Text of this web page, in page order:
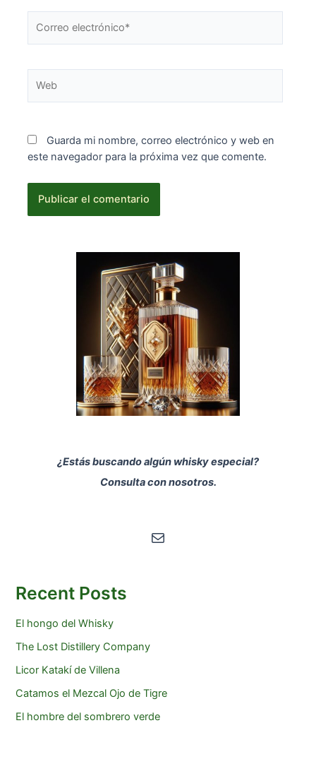
electrónico*
Guarda mi nombre, correo electrónico y web en
este navegador para la próxima vez que comente.
¿Estás buscando algún whisky especial?
Consulta con nosotros.
Correo electrónico
Recent Posts
El hongo del Whisky
The Lost Distillery Company
Licor Katakí de Villena
Catamos el Mezcal Ojo de Tigre
El hombre del sombrero verde